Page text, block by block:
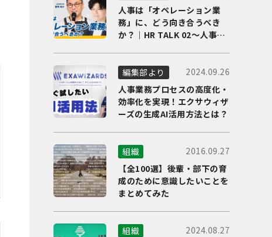
人事は「オペレーション業
務」に、どう向き合うべき
か？｜HR TALK 02～人事DX
編集部より
2024.09.26
人事業務プロセスの高度化・
効率化を実現！エクサウィザ
ーズの生成AI活用方法とは？
組織
2016.09.27
【全100選】後輩・部下の育
成のために意識したいことを
まとめてみた
組織
2024.08.27